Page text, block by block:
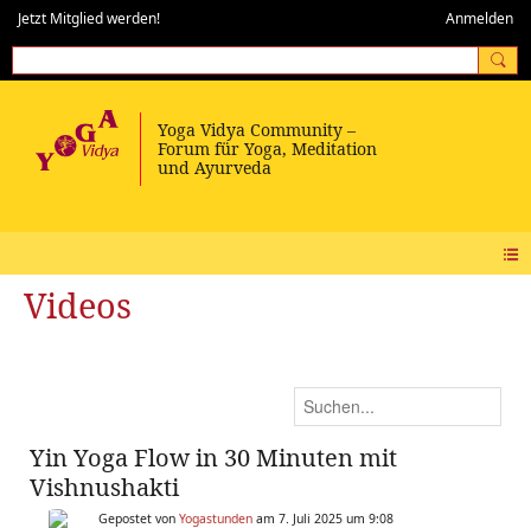
Jetzt Mitglied werden! Anmelden
Videos
Yin Yoga Flow in 30 Minuten mit
Vishnushakti
Gepostet von Yogastunden am 7. Juli 2025 um 9:08